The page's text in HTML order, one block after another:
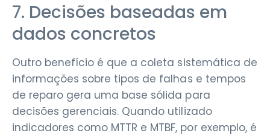
7. Decisões baseadas em
dados concretos
Outro benefício é que a coleta sistemática de
informações sobre tipos de falhas e tempos
de reparo gera uma base sólida para
decisões gerenciais. Quando utilizado
indicadores como MTTR e MTBF, por exemplo, é